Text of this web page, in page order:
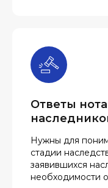
Ответы
Нужны для
стадии
заявившихся
необходимости